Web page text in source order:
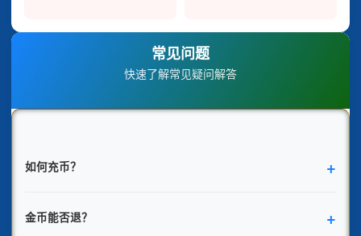
常见问题
快速了解常见疑问解答
如何充币？
金币能否退？